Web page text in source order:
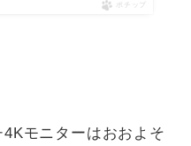
ポチップ
モニターはおおよそ